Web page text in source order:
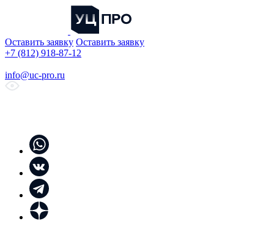
Оставить заявку Оставить заявку
+7 (812) 918-87-12
info@uc-pro.ru